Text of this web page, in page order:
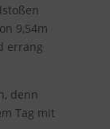
9,54m
errang
denn
Tag mit